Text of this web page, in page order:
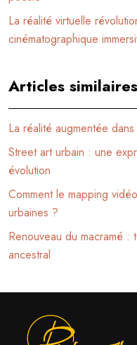
La réalité virtuelle
cinématographique
Articles similaires
La réalité augmentée
Street art urbain : une
évolution
Comment le mapping
urbaines ?
Renouveau du macramé
ancestral